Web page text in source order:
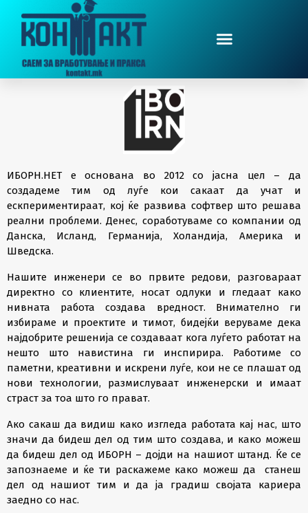
ИБОРН.НЕТ е основана во 2012 со јасна цел – да
создадеме тим од луѓе кои сакаат да учат и
ескпериментираат, кој ќе развива софтвер што решава
реални проблеми. Денес, соработуваме со компании од
Данска, Исланд, Германија, Холандија, Америка и
Шведска.
Нашите инженери се во првите редови, разговараат
директно со клиентите, носат одлуки и гледаат како
нивната работа создава вредност. Внимателно ги
избираме и проектите и тимот, бидејќи веруваме дека
најдобрите решенија се создаваат кога луѓето работат на
нешто што навистина ги инспирира. Работиме со
паметни, креативни и искрени луѓе, кои не се плашат од
нови технологии, размислуваат инженерски и имаат
страст за тоа што го прават.
Ако сакаш да видиш како изгледа работата кај нас, што
значи да бидеш дел од тим што создава, и како можеш
да бидеш дел од ИБОРН – дојди на нашиот штанд. Ќе се
запознаеме и ќе ти раскажеме како можеш да станеш
дел од нашиот тим и да ја градиш својата кариера
заедно со нас.